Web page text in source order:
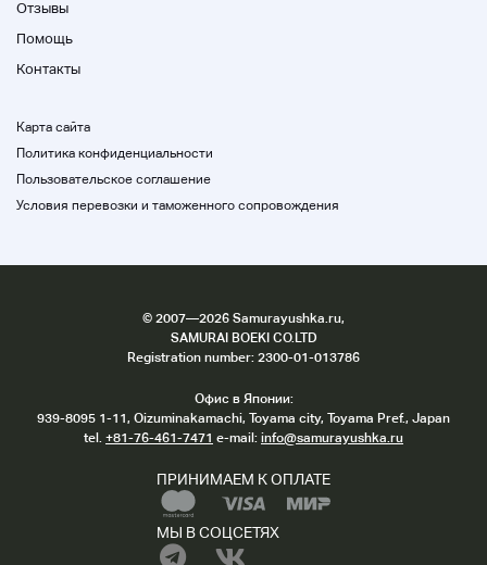
Отзывы
Помощь
Контакты
Карта сайта
Политика конфиденциальности
Пользовательское соглашение
Условия перевозки и таможенного сопровождения
© 2007—2026 Samurayushka.ru,
SAMURAI BOEKI CO.LTD
Registration number: 2300-01-013786
Офис в Японии:
939-8095 1-11, Oizuminakamachi, Toyama city, Toyama Pref., Japan
tel. +81-76-461-7471 e-mail: info@samurayushka.ru
ПРИНИМАЕМ К ОПЛАТЕ
МЫ В СОЦСЕТЯХ